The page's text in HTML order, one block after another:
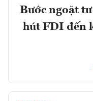
Bước ngoặt
hút FDI đến